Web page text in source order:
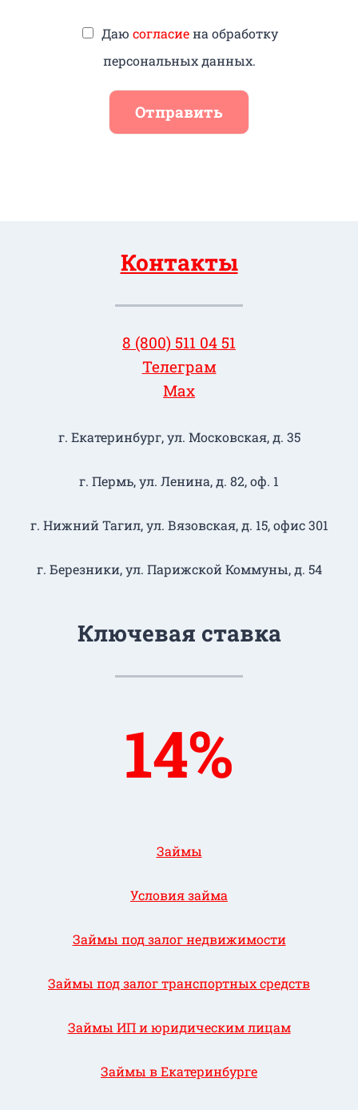
Даю согласиена обработку
персональных данных.
Отправить
Контакты
8 (800) 511 04 51
Телеграм
Max
г. Екатеринбург, ул. Московская, д. 35
г. Пермь, ул. Ленина, д. 82, оф. 1
г. Нижний Тагил​, ул. Вязовская, д. 15, офис 301
г. Березники, ул. Парижской Коммуны, д. 54
Ключевая ставка
14%
Займы
Условия займа
Займы под залог недвижимости
Займы под залог транспортных средств
Займы ИП и юридическим лицам
Займы в Екатеринбурге